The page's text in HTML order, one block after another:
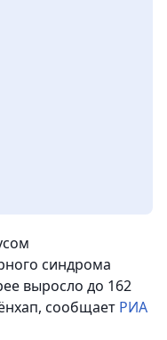
синдрома
выросло до 162
сообщает РИА